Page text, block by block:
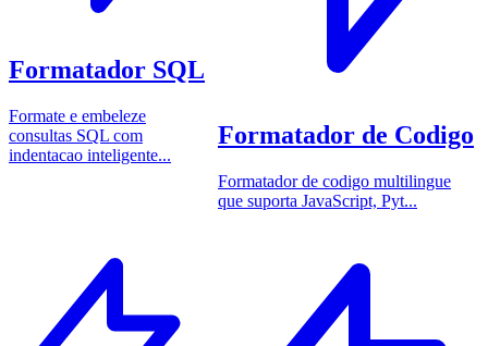
Formatador SQL
Formate e embeleze
consultas SQL com
indentacao inteligente...
Formatador de Codigo
Formatador de codigo multilingue
que suporta JavaScript, Pyt...